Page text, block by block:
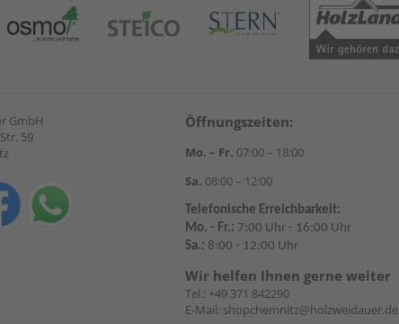
GmbH
59
Öffnungszeiten:
Mo. – Fr. 07:00 – 18:00
Sa. 08:00 – 12:00
Telefonische Erreichbarkeit:
Mo. - Fr.: 7:00 Uhr - 16:00 Uhr
Sa.: 8:00 - 12:00 Uhr
Wir helfen Ihnen gerne weiter
Tel.: +49 371 842290
E-Mail: shopchemnitz@holzweidauer.de